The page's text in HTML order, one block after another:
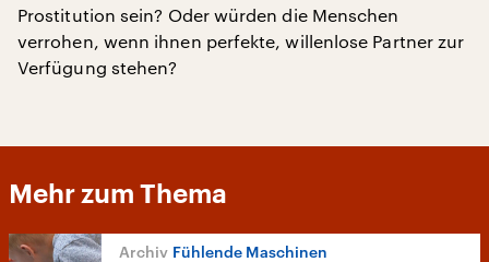
Prostitution sein? Oder würden die Menschen
verrohen, wenn ihnen perfekte, willenlose Partner zur
Verfügung stehen?
Mehr zum Thema
Fühlende Maschinen